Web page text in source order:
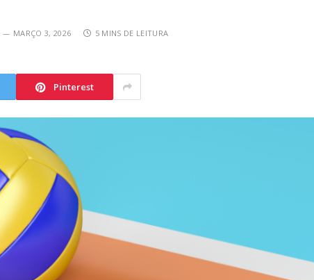
MARÇO 3, 2026 5 MINS DE LEITURA
Pinterest